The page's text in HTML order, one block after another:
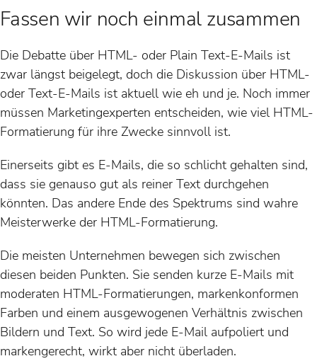
Fassen wir noch einmal zusammen
Die Debatte über HTML- oder Plain Text-E-Mails ist
zwar längst beigelegt, doch die Diskussion über HTML-
oder Text-E-Mails ist aktuell wie eh und je. Noch immer
müssen Marketingexperten entscheiden, wie viel HTML-
Formatierung für ihre Zwecke sinnvoll ist.
Einerseits gibt es E-Mails, die so schlicht gehalten sind,
dass sie genauso gut als reiner Text durchgehen
könnten. Das andere Ende des Spektrums sind wahre
Meisterwerke der HTML-Formatierung.
Die meisten Unternehmen bewegen sich zwischen
diesen beiden Punkten. Sie senden kurze E-Mails mit
moderaten HTML-Formatierungen, markenkonformen
Farben und einem ausgewogenen Verhältnis zwischen
Bildern und Text. So wird jede E-Mail aufpoliert und
markengerecht, wirkt aber nicht überladen.